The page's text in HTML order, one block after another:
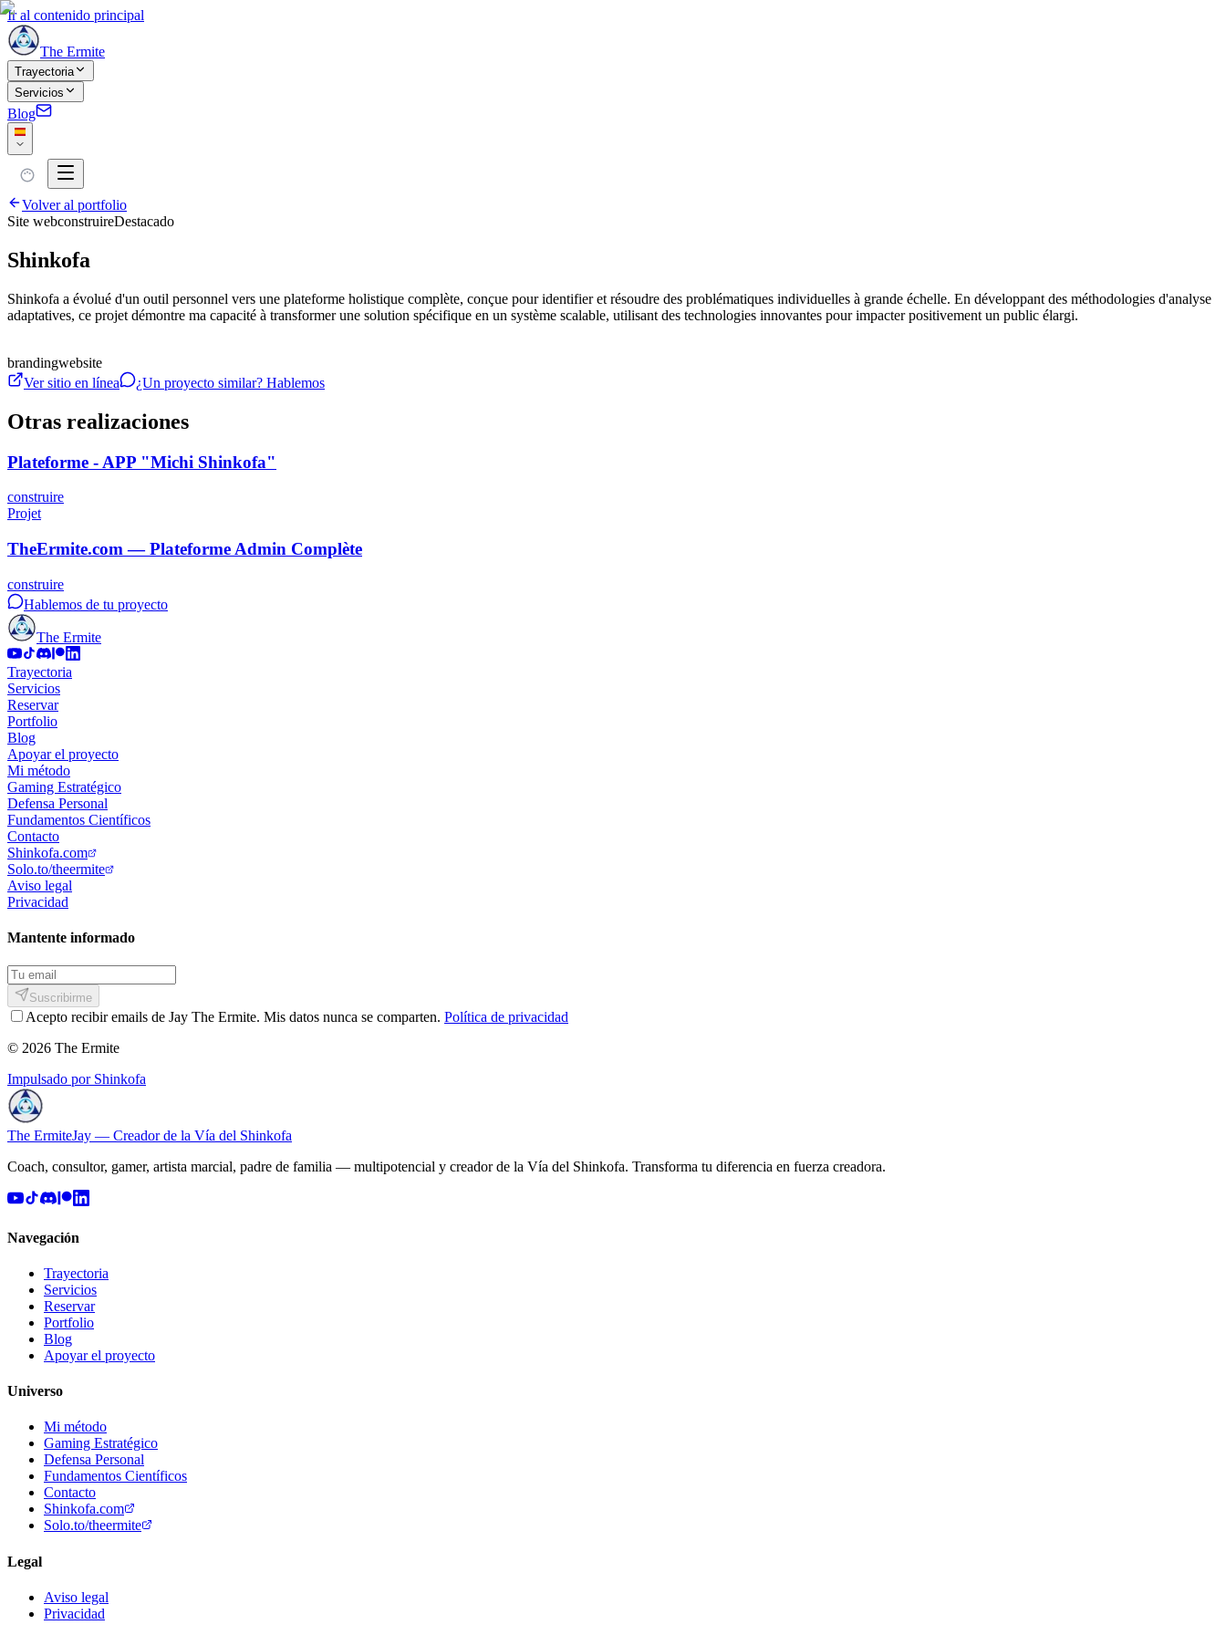
Ir al contenido principal
The Ermite
Trayectoria
Servicios
Blog
Volver al portfolio
Site webconstruireDestacado
Shinkofa
Shinkofa a évolué d'un outil personnel vers une plateforme holistique complète, conçue pour identifier et résoudre des problématiques individuelles à grande échelle. En développant des méthodologies d'analyse
adaptatives, ce projet démontre ma capacité à transformer une solution spécifique en un système scalable, utilisant des technologies innovantes pour impacter positivement un public élargi.
brandingwebsite
Ver sitio en línea
¿Un proyecto similar? Hablemos
Otras realizaciones
Plateforme - APP "Michi Shinkofa"
construire
Projet
TheErmite.com — Plateforme Admin Complète
construire
Hablemos de tu proyecto
The Ermite
Trayectoria
Servicios
Reservar
Portfolio
Blog
Apoyar el proyecto
Mi método
Gaming Estratégico
Defensa Personal
Fundamentos Científicos
Contacto
Shinkofa.com
Solo.to/theermite
Aviso legal
Privacidad
Mantente informado
Suscribirme
Acepto recibir emails de Jay The Ermite. Mis datos nunca se comparten. Política de privacidad
© 2026 The Ermite
Impulsado por Shinkofa
The ErmiteJay — Creador de la Vía del Shinkofa
Coach, consultor, gamer, artista marcial, padre de familia — multipotencial y creador de la Vía del Shinkofa. Transforma tu diferencia en fuerza creadora.
Navegación
Trayectoria
Servicios
Reservar
Portfolio
Blog
Apoyar el proyecto
Universo
Mi método
Gaming Estratégico
Defensa Personal
Fundamentos Científicos
Contacto
Shinkofa.com
Solo.to/theermite
Legal
Aviso legal
Privacidad